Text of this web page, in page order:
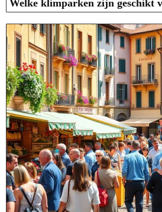
Welke klimparken zijn geschikt